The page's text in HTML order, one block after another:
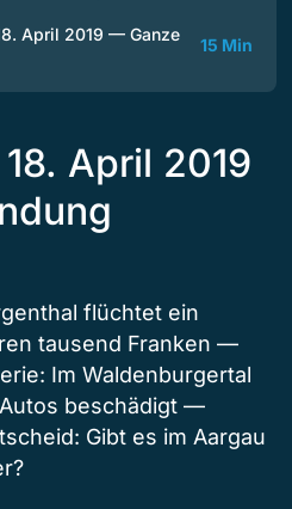
April 2019 — Ganze
15 Min
April 2019
flüchtet ein
tausend Franken —
Im Waldenburgertal
beschädigt —
Gibt es im Aargau